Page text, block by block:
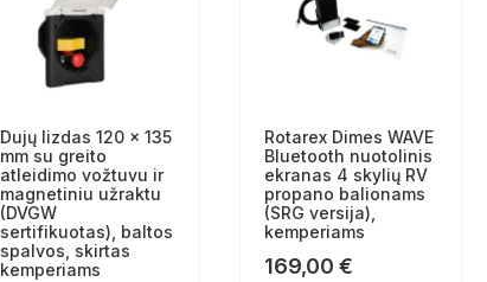
Dujų lizdas 120 × 135
mm su greito
atleidimo vožtuvu ir
magnetiniu užraktu
(DVGW
sertifikuotas), baltos
spalvos, skirtas
kemperiams
Rotarex Dimes WAVE
Bluetooth nuotolinis
ekranas 4 skylių RV
propano balionams
(SRG versija),
kemperiams
169,00 €